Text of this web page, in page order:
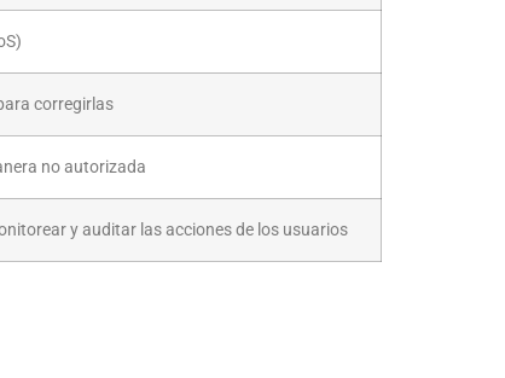
corregirlas
no autorizada
y auditar las acciones de los usuarios